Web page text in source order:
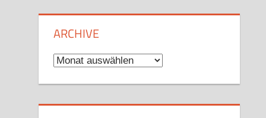
ARCHIVE
Archive